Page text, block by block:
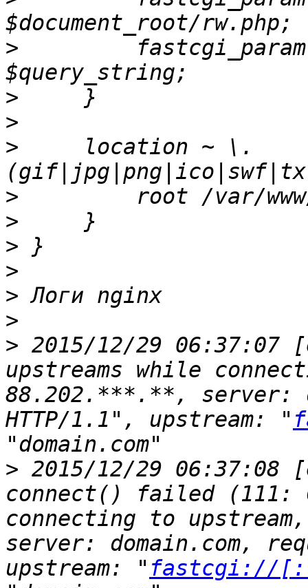
>
>
>
>
     location ~ \.
>
>
>
>
>
>
> 2015/12/29
upstreams while
88.202.***.**, server:
HTTP/1.1", upstream: "
> 2015/12/29 06:37:08
connect() failed (111:
connecting to
server: domain.com,
upstream: " fastcgi://